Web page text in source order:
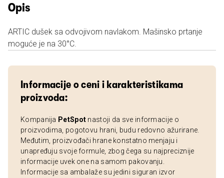
Opis
ARTIC dušek sa odvojivom navlakom. Mašinsko prtanje
moguće je na 30°C.
Informacije o ceni i karakteristikama
proizvoda:
Kompanija PetSpot nastoji da sve informacije o
proizvodima, pogotovu hrani, budu redovno ažurirane.
Međutim, proizvođači hrane konstatno menjaju i
unapređuju svoje formule, zbog čega su najpreciznije
informacije uvek one na samom pakovanju.
Informacije sa ambalaže su jedini siguran izvor